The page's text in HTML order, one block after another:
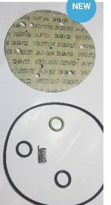
NEW